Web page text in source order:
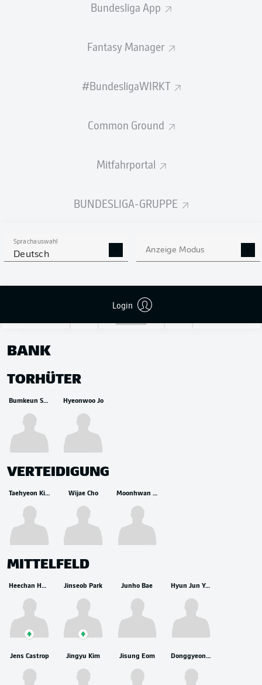
Bundesliga App
Fantasy Manager
#BundesligaWIRKT
Common Ground
Mitfahrportal
BUNDESLIGA-GRUPPE
Sprachauswahl
Deutsch Anzeige Modus
Login
BANK
TORHÜTER
Bumkeun Song Hyeonwoo Jo
VERTEIDIGUNG
Taehyeon Kim Wijae Cho Moonhwan Kim
MITTELFELD
Heechan Hwang Jinseob Park Junho Bae Hyun Jun Yang
Jens Castrop Jingyu Kim Jisung Eom Donggyeong Lee